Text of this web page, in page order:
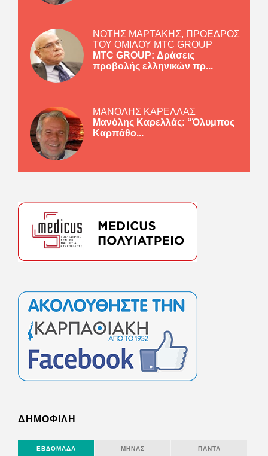
ΝΟΤΗΣ ΜΑΡΤΑΚΗΣ, ΠΡΟΕΔΡΟΣ
ΤΟΥ ΟΜΙΛΟΥ MTC GROUP
MTC GROUP: Δράσεις
προβολής ελληνικών πρ...
ΜΑΝΟΛΗΣ ΚΑΡΕΛΛΑΣ
Μανόλης Καρελλάς: “Όλυμπος
Καρπάθο...
ΔΗΜΟΦΙΛΗ
ΕΒΔΟΜΆΔΑ ΜΉΝΑΣ ΠΆΝΤΑ